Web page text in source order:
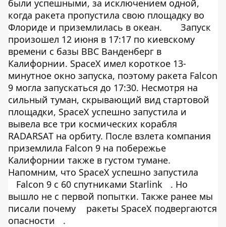
были успешными, за исключением одной,
когда ракета пропустила свою площадку во
Флориде и приземлилась в океан.
Запуск
произошел 12 июня в 17:17 по киевскому
времени с базы ВВС Ванденберг в
Калифорнии. SpaceX имел короткое 13-
минутное окно запуска, поэтому ракета Falcon
9 могла запускаться до 17:30. Несмотря на
сильный туман, скрывающий вид стартовой
площадки, SpaceX успешно запустила и
вывела все три космических корабля
RADARSAT на орбиту. После взлета компания
приземлила Falcon 9 на побережье
Калифорнии также в густом тумане.
Напомним, что SpaceX успешно запустила
Falcon 9 с 60 спутниками Starlink
. Но
вышло не с первой попытки. Также ранее мы
писали почему
ракеты SpaceX подвергаются
опасности
.